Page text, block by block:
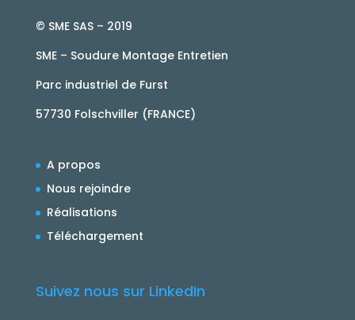
© SME SAS – 2019
SME – Soudure Montage Entretien
Parc industriel de Furst
57730 Folschviller (FRANCE)
A propos
Nous rejoindre
Réalisations
Téléchargement
Suivez nous sur LinkedIn